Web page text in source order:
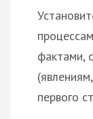
фактами,
первого